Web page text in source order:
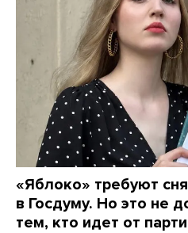
«Яблоко» требуют
в Госдуму. Но это не
тем, кто идет от